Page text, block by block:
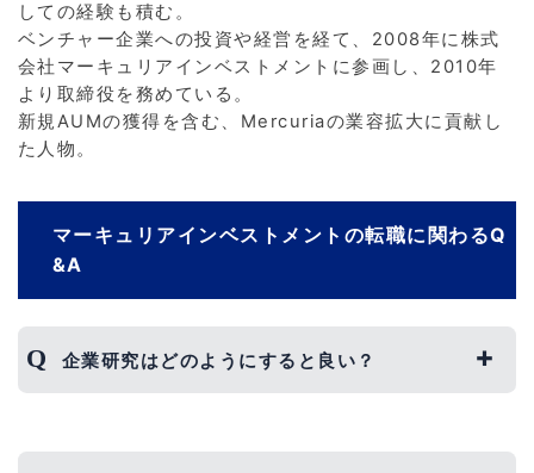
しての経験も積む。
ベンチャー企業への投資や経営を経て、2008年に株式
会社マーキュリアインベストメントに参画し、2010年
より取締役を務めている。
新規AUMの獲得を含む、Mercuriaの業容拡大に貢献し
た人物。
マーキュリアインベストメントの転職に関わるQ
&A
企業研究はどのようにすると良い？